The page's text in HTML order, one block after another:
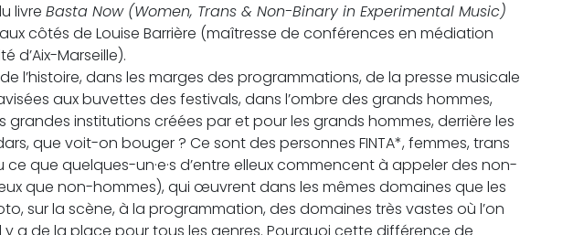
livre Basta Now (Women, Trans & Non-Binary in Experimental Music)
côtés de Louise Barrière (maîtresse de conférences en médiation
d’Aix-Marseille).
l’histoire, dans les marges des programmations, de la presse musicale
aux buvettes des festivals, dans l’ombre des grands hommes,
grandes institutions créées par et pour les grands hommes, derrière les
que voit-on bouger ? Ce sont des personnes FINTA*, femmes, trans
que quelques-un·e·s d’entre elleux commencent à appeler des non-
que non-hommes), qui œuvrent dans les mêmes domaines que les
sur la scène, à la programmation, des domaines très vastes où l’on